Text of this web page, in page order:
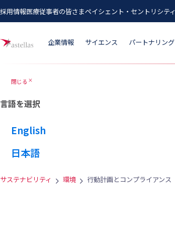
メインコンテンツにスキップ
採用情報医療従事者の皆さまペイシェント・セントリシティ
企業情報 サイエンス パートナリング
閉じる close
言語を選択
English
日本語
サステナビリティ 環境 行動計画とコンプライアンス